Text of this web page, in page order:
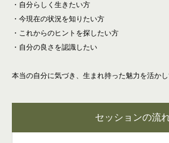
・自分らしく生きたい方
・今現在の状況を知りたい方
・これからのヒントを探したい方
・自分の良さを認識したい
本当の自分に気づき、生まれ持った魅力を活か
セッションの流